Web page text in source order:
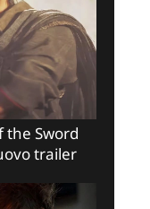
the Sword
trailer